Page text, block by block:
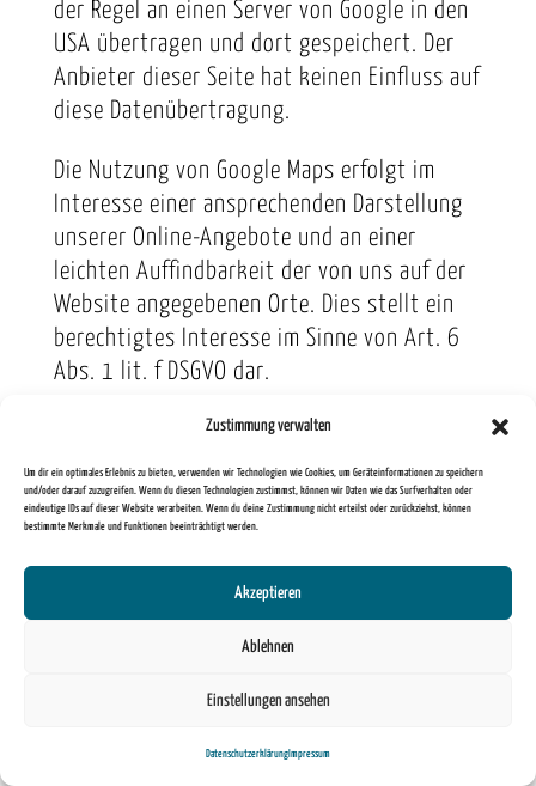
Zustimmung verwalten
Um dir ein optimales Erlebnis zu bieten, verwenden wir Technologien wie Cookies, um Geräteinformationen zu speichern
und/oder darauf zuzugreifen. Wenn du diesen Technologien zustimmst, können wir Daten wie das Surfverhalten oder
eindeutige IDs auf dieser Website verarbeiten. Wenn du deine Zustimmung nicht erteilst oder zurückziehst, können
bestimmte Merkmale und Funktionen beeinträchtigt werden.
Akzeptieren
Ablehnen
Einstellungen ansehen
Datenschutzerklärung Impressum
der Regel an einen Server von Google in den
USA übertragen und dort gespeichert. Der
Anbieter dieser Seite hat keinen Einfluss auf
diese Datenübertragung.
Die Nutzung von Google Maps erfolgt im
Interesse einer ansprechenden Darstellung
unserer Online-Angebote und an einer
leichten Auffindbarkeit der von uns auf der
Website angegebenen Orte. Dies stellt ein
berechtigtes Interesse im Sinne von Art. 6
Abs. 1 lit. f DSGVO dar.
Mehr Informationen zum Umgang mit
Nutzerdaten finden Sie in der
Datenschutzerklärung von
Google:https://www.google.de/intl/de/policies/
5. Änderungen der
Datenschutzerklärung
Wir behalten uns vor, die